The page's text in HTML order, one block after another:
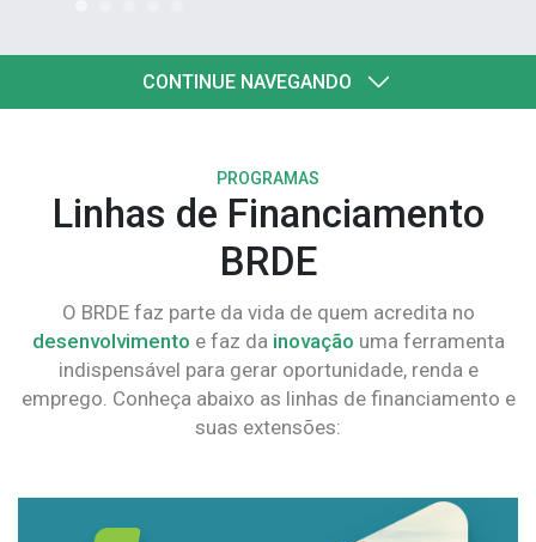
CONTINUE NAVEGANDO
PROGRAMAS
Linhas de Financiamento
BRDE
O BRDE faz parte da vida de quem acredita no
desenvolvimento e faz da inovação uma ferramenta
indispensável para gerar oportunidade, renda e
emprego. Conheça abaixo as linhas de financiamento e
suas extensões: